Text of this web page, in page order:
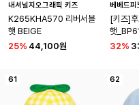
내셔널지오그래픽 키즈
K265KHA570 리버서블
햇 BEIGE
25% 44,100원
베베드피
[키즈]
햇
32%
61 62